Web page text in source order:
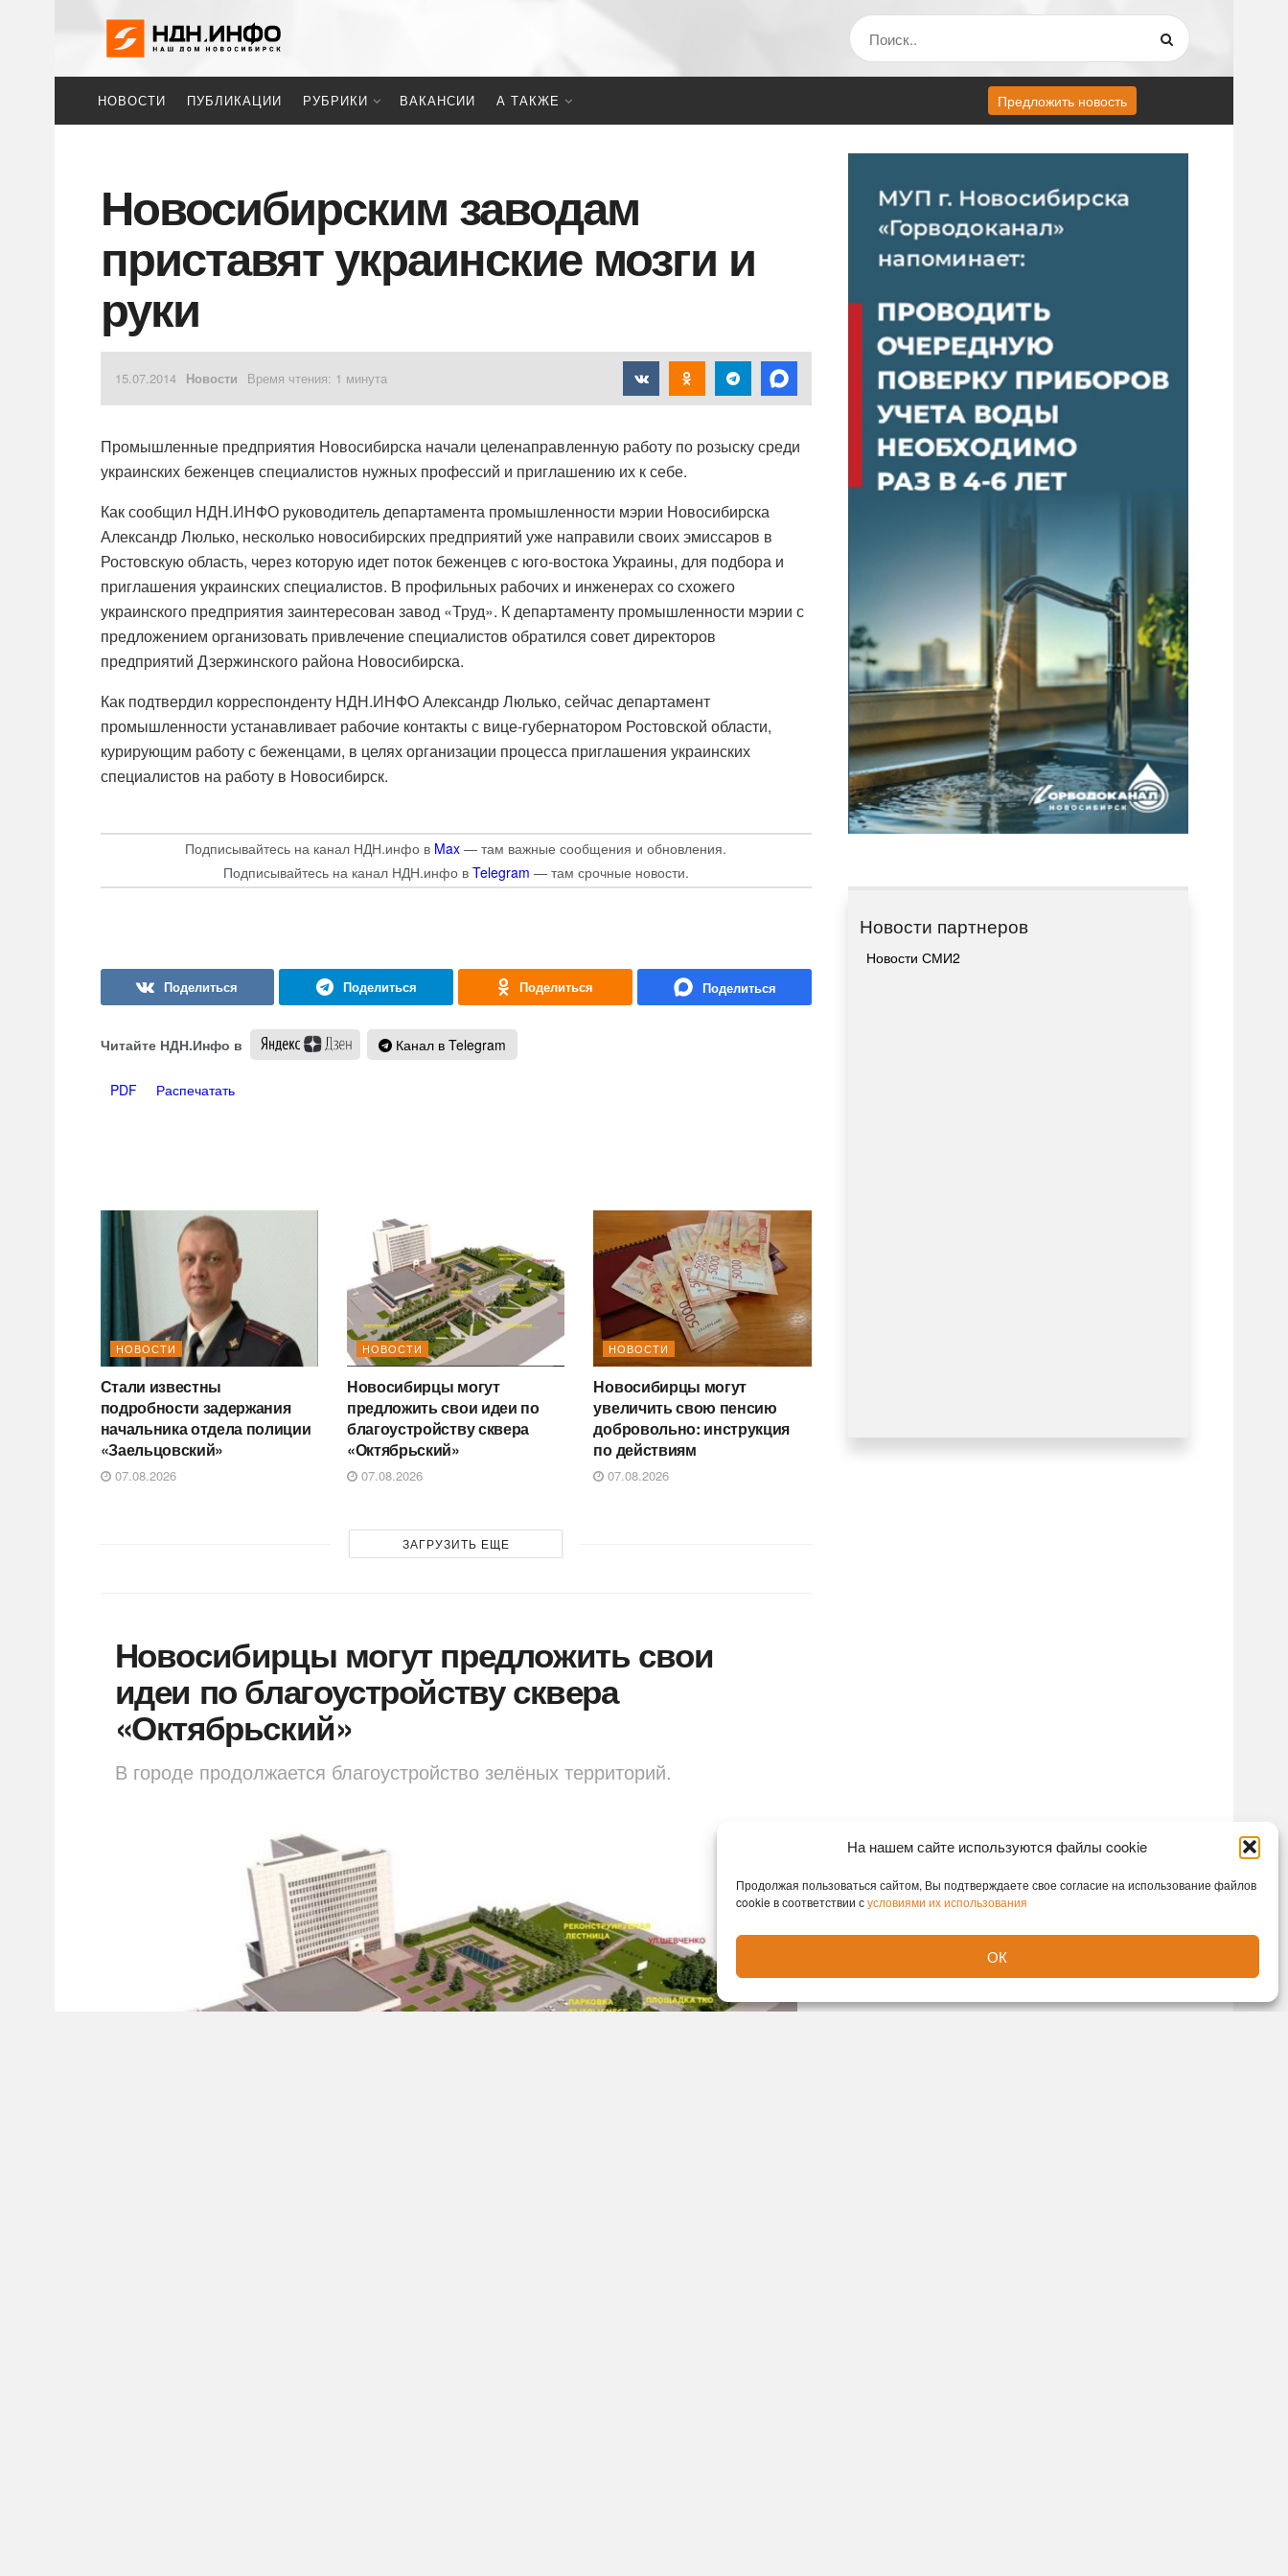
На нашем сайте используются файлы cookie
Продолжая пользоваться сайтом, Вы подтверждаете свое согласие на использование файлов
cookie в соответствии сусловиями их использования
ОК
НОВОСТИ ПУБЛИКАЦИИ РУБРИКИ ВАКАНСИИ А ТАКЖЕ Предложить новость
Новосибирским заводам
приставят украинские мозги и
руки
15.07.2014 Новости Время чтения: 1 минута
Промышленные предприятия Новосибирска начали целенаправленную работу по розыску среди
украинских беженцев специалистов нужных профессий и приглашению их к себе.
Как сообщил НДН.ИНФО руководитель департамента промышленности мэрии Новосибирска
Александр Люлько, несколько новосибирских предприятий уже направили своих эмиссаров в
Ростовскую область, через которую идет поток беженцев с юго-востока Украины, для подбора и
приглашения украинских специалистов. В профильных рабочих и инженерах со схожего
украинского предприятия заинтересован завод «Труд». К департаменту промышленности мэрии с
предложением организовать привлечение специалистов обратился совет директоров
предприятий Дзержинского района Новосибирска.
Как подтвердил корреспонденту НДН.ИНФО Александр Люлько, сейчас департамент
промышленности устанавливает рабочие контакты с вице-губернатором Ростовской области,
курирующим работу с беженцами, в целях организации процесса приглашения украинских
специалистов на работу в Новосибирск.
Подписывайтесь на канал НДН.инфо в Max — там важные сообщения и обновления.
Подписывайтесь на канал НДН.инфо в Telegram — там срочные новости.
Читайте НДН.Инфо в Канал в Telegram
PDF Распечатать
НОВОСТИ
Стали известны
подробности задержания
начальника отдела полиции
«Заельцовский»
07.08.2026
НОВОСТИ
Новосибирцы могут
предложить свои идеи по
благоустройству сквера
«Октябрьский»
07.08.2026
НОВОСТИ
Новосибирцы могут
увеличить свою пенсию
добровольно: инструкция
по действиям
07.08.2026
ЗАГРУЗИТЬ ЕЩЕ
Новосибирцы могут предложить свои
идеи по благоустройству сквера
«Октябрьский»
В городе продолжается благоустройство зелёных территорий.
Новости партнеров
Новости СМИ2